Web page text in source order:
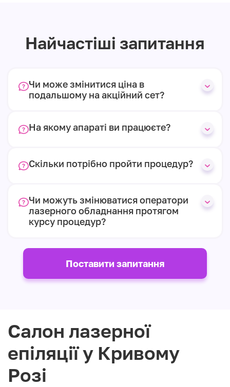
Найчастіші запитання
Чи може змінитися ціна в
подальшому на акційний сет?
На якому апараті ви працюєте?
Скільки потрібно пройти процедур?
Чи можуть змінюватися оператори
лазерного обладнання протягом
курсу процедур?
Поставити запитання
Салон лазерної
епіляції у Кривому
Розі